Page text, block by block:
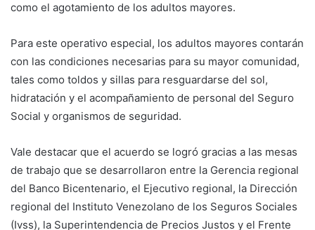
como el agotamiento de los adultos mayores.
Para este operativo especial, los adultos mayores contarán
con las condiciones necesarias para su mayor comunidad,
tales como toldos y sillas para resguardarse del sol,
hidratación y el acompañamiento de personal del Seguro
Social y organismos de seguridad.
Vale destacar que el acuerdo se logró gracias a las mesas
de trabajo que se desarrollaron entre la Gerencia regional
del Banco Bicentenario, el Ejecutivo regional, la Dirección
regional del Instituto Venezolano de los Seguros Sociales
(Ivss), la Superintendencia de Precios Justos y el Frente